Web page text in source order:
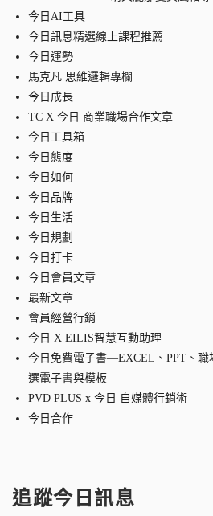
今日AI工具
今日訊息精選線上課程推薦
今日運勢
馬克凡 思維邏輯專欄
今日成長
TC X 今日 商業職場合作文章
今日工具箱
今日態度
今日如何
今日品牌
今日生活
今日規劃
今日打卡
今日會員文章
最新文章
會員經營行銷
今日 X EILIS智慧互動助理
今日免費電子書—EXCEL、PPT、職
選電子書與模板
PVD PLUS x 今日 自媒體行銷術
今日合作
追蹤今日訊息